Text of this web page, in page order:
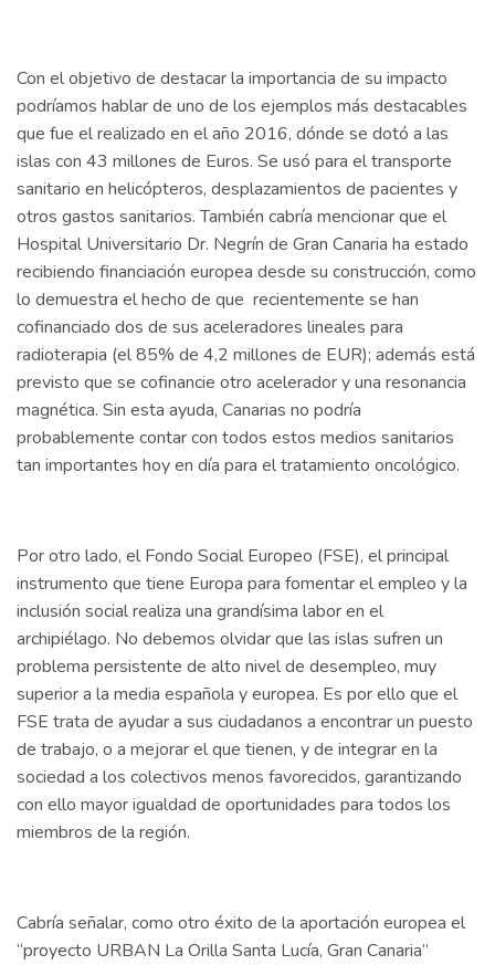
Con el objetivo de destacar la importancia de su impacto
podríamos hablar de uno de los ejemplos más destacables
que fue el realizado en el año 2016, dónde se dotó a las
islas con 43 millones de Euros. Se usó para el transporte
sanitario en helicópteros, desplazamientos de pacientes y
otros gastos sanitarios. También cabría mencionar que el
Hospital Universitario Dr. Negrín de Gran Canaria ha estado
recibiendo financiación europea desde su construcción, como
lo demuestra el hecho de que recientemente se han
cofinanciado dos de sus aceleradores lineales para
radioterapia (el 85% de 4,2 millones de EUR); además está
previsto que se cofinancie otro acelerador y una resonancia
magnética. Sin esta ayuda, Canarias no podría
probablemente contar con todos estos medios sanitarios
tan importantes hoy en día para el tratamiento oncológico.
Por otro lado, el Fondo Social Europeo (FSE), el principal
instrumento que tiene Europa para fomentar el empleo y la
inclusión social realiza una grandísima labor en el
archipiélago. No debemos olvidar que las islas sufren un
problema persistente de alto nivel de desempleo, muy
superior a la media española y europea. Es por ello que el
FSE trata de ayudar a sus ciudadanos a encontrar un puesto
de trabajo, o a mejorar el que tienen, y de integrar en la
sociedad a los colectivos menos favorecidos, garantizando
con ello mayor igualdad de oportunidades para todos los
miembros de la región.
Cabría señalar, como otro éxito de la aportación europea el
“proyecto URBAN La Orilla Santa Lucía, Gran Canaria”